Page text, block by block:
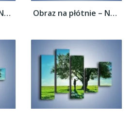
Obraz na płótnie – Na długi spacer z psem... Obraz na płótnie – Na długi spacer z psem...